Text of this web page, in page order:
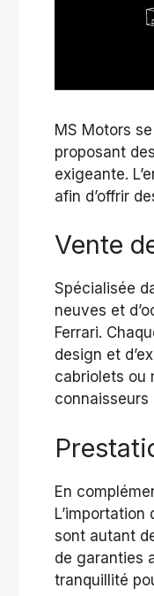
MS Motors
proposant
exigeante.
afin d’offrir
Vente
Spécialisée
neuves et
Ferrari.
design et
cabriolets ou
connaisseurs
En
L’importation
sont autant
de garanties
tranquillité